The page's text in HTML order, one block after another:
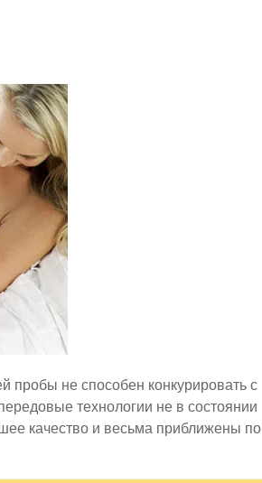
пробы не способен конкурировать с
технологии не в состоянии
качество и весьма приближены по